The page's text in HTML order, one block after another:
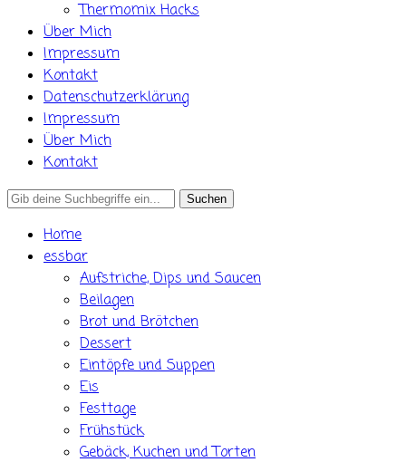
Thermomix Hacks
Über Mich
Impressum
Kontakt
Datenschutzerklärung
Impressum
Über Mich
Kontakt
Search
Home
essbar
Aufstriche, Dips und Saucen
Beilagen
Brot und Brötchen
Dessert
Eintöpfe und Suppen
Eis
Festtage
Frühstück
Gebäck, Kuchen und Torten